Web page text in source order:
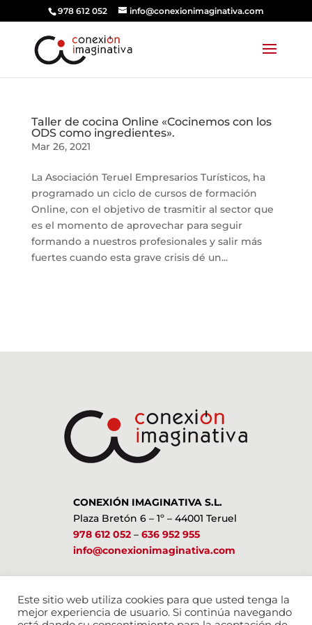
978 612 052 info@conexionimaginativa.com
Taller de cocina Online «Cocinemos con los
ODS como ingredientes».
Mar 26, 2021
La Asociación Teruel Empresarios Turísticos, ha
programado un ciclo de cursos de formación
Online, con el objetivo de trasmitir al sector que
es el momento de aprovechar para seguir
formando a nuestros profesionales y salir más
fuertes cuando esta grave crisis dé un...
CONEXIÓN IMAGINATIVA S.L.
Plaza Bretón 6 – 1º – 44001 Teruel
978 612 052– 636 952 955
info@conexionimaginativa.com
Este sitio web utiliza cookies para que usted tenga la
mejor experiencia de usuario. Si continúa navegando